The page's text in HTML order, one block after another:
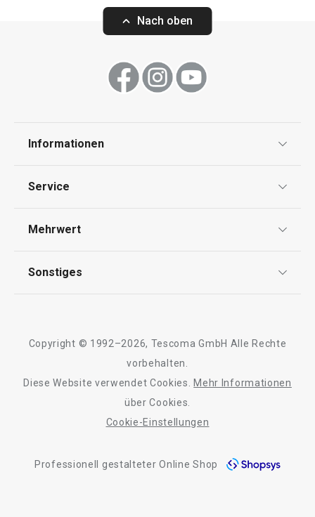
15,90 €
Warenkorb Warenkorb
Nach oben
Informationen
Impressum
Service
Kontaktformular
Mehrwert
Qualität
Sonstiges
Barrierefreiheit
Copyright © 1992–2026, Tescoma GmbH Alle Rechte
vorbehalten.
Diese Website verwendet Cookies.
Mehr Informationen
über Cookies.
Cookie-Einstellungen
Professionell gestalteter Online Shop